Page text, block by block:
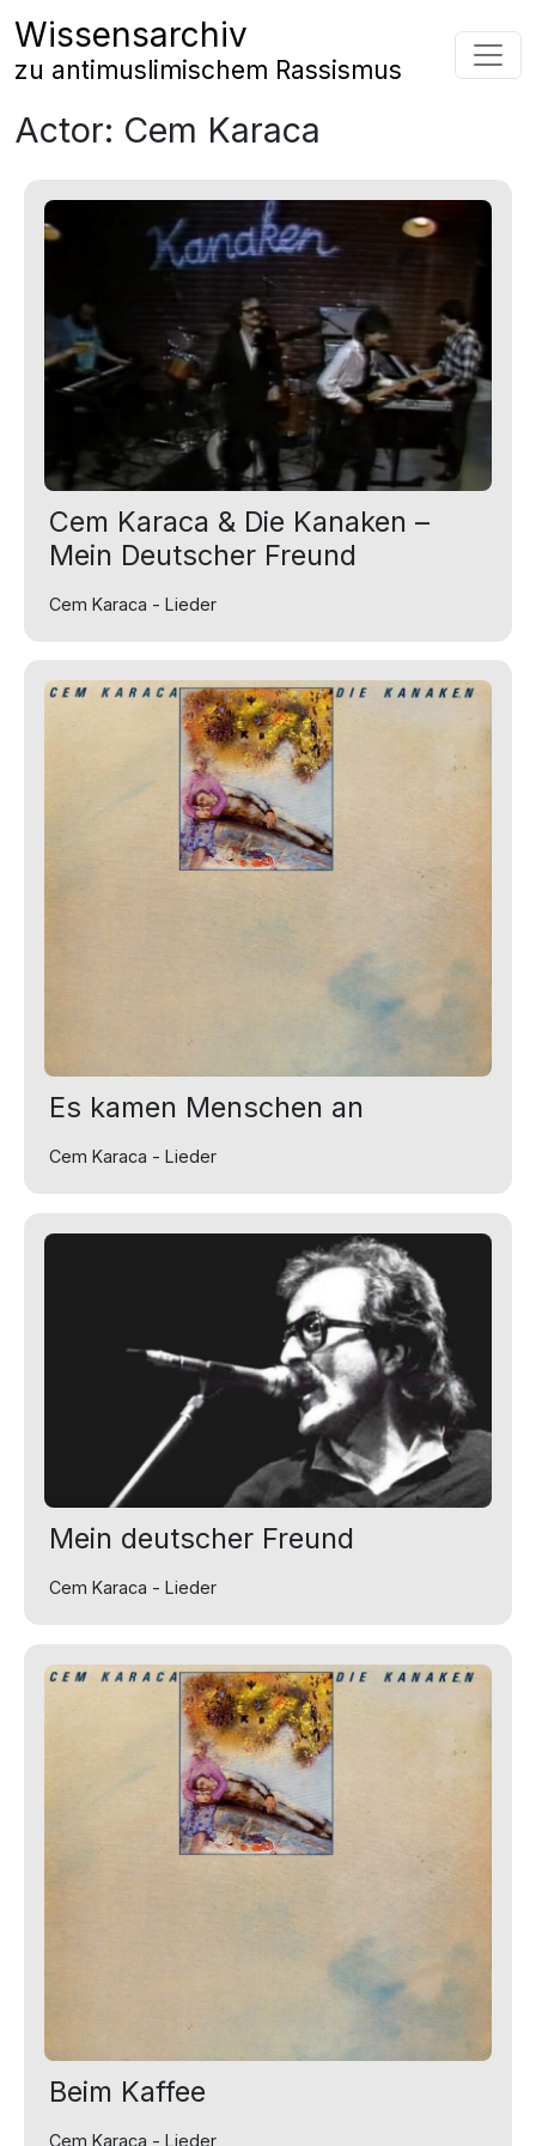
Zum Inhalt springen
Hauptnavigation
Wissensarchiv
zu antimuslimischem Rassismus
Actor: Cem Karaca
Cem Karaca & Die Kanaken –
Mein Deutscher Freund
Cem Karaca - Lieder
Es kamen Menschen an
Cem Karaca - Lieder
Mein deutscher Freund
Cem Karaca - Lieder
Beim Kaffee
Cem Karaca - Lieder